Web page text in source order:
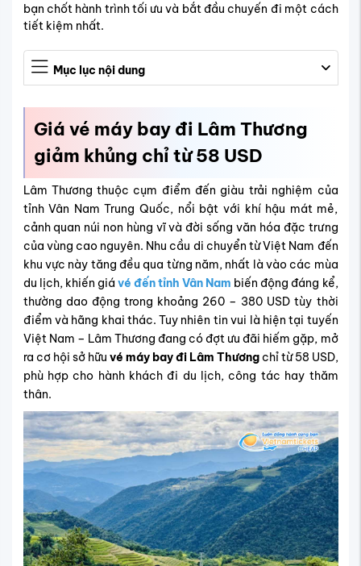
bạn chốt hành trình tối ưu và bắt đầu chuyến đi một cách
tiết kiệm nhất.
Mục lục nội dung
Giá vé máy bay đi Lâm Thương
giảm khủng chỉ từ 58 USD
Lâm Thương thuộc cụm điểm đến giàu trải nghiệm của
tỉnh Vân Nam Trung Quốc, nổi bật với khí hậu mát mẻ,
cảnh quan núi non hùng vĩ và đời sống văn hóa đặc trưng
của vùng cao nguyên. Nhu cầu di chuyển từ Việt Nam đến
khu vực này tăng đều qua từng năm, nhất là vào các mùa
du lịch, khiến giá vé đến tỉnh Vân Nam biến động đáng kể,
thường dao động trong khoảng 260 – 380 USD tùy thời
điểm và hãng khai thác. Tuy nhiên tin vui là hiện tại tuyến
Việt Nam – Lâm Thương đang có đợt ưu đãi hiếm gặp, mở
ra cơ hội sở hữu vé máy bay đi Lâm Thươngchỉ từ 58 USD,
phù hợp cho hành khách đi du lịch, công tác hay thăm
thân.